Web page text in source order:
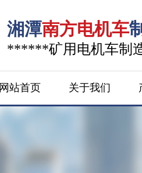
湘潭南方电机车
******矿用电机车制
网站首页 关于我们